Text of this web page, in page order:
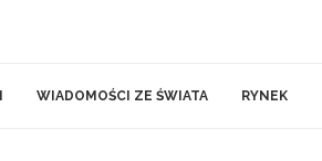
WIADOMOŚCI ZE ŚWIATA RYNEK